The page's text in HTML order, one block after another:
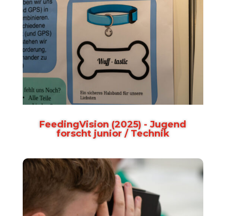
FeedingVision (2025) - Jugend
forscht junior / Technik